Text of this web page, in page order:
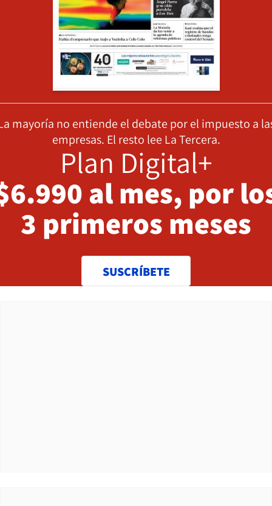
mayoría no entiende el debate por el impuesto a
empresas. El resto lee La Tercera.
Plan Digital+
al mes, por
3 primeros meses
SUSCRÍBETE